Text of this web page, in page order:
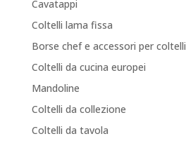
Cavatappi
Coltelli lama fissa
Borse chef e accessori per coltelli
Coltelli da cucina europei
Mandoline
Coltelli da collezione
Coltelli da tavola